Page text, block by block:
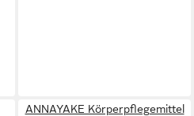
ANNAYAKE Körperpflegemittel